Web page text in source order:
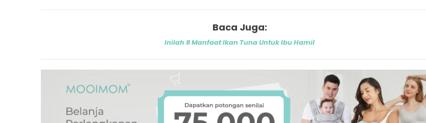
Baca Juga:
Inilah 8 Manfaat Ikan Tuna Untuk Ibu Hamil